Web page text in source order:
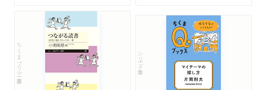
ちくまプリマー新書 シリーズ・全集